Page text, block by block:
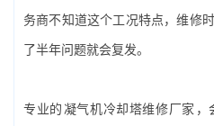
务商不知道这个工况特点，维修
了半年问题就会复发。
专业的‌凝气机冷却塔维修厂家‌